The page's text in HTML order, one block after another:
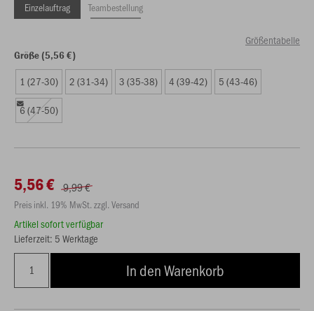
Einzelauftrag Teambestellung
Größentabelle
Größe (5,56 €)
1 (27-30) 2 (31-34) 3 (35-38) 4 (39-42) 5 (43-46)
6 (47-50)
5,56 € 9,99 €
Preis inkl. 19% MwSt. zzgl. Versand
Artikel sofort verfügbar
Lieferzeit: 5 Werktage
In den Warenkorb